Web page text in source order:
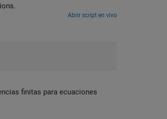
Abrir script en vivo
finitas para ecuaciones